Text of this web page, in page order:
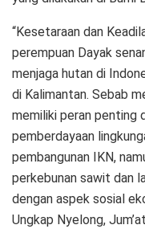
“Kesetaraan dan
perempuan Dayak
menjaga hutan di
di Kalimantan. Sebab
memiliki peran penting
pemberdayaan
pembangunan IKN,
perkebunan sawit dan
dengan aspek sosial
Ungkap Nyelong,